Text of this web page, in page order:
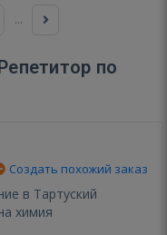
...
по
Создать похожий заказ
в Тартуский
химия